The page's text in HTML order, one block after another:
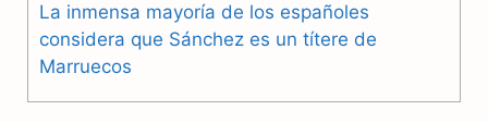
La inmensa mayoría de los españoles
considera que Sánchez es un títere de
Marruecos